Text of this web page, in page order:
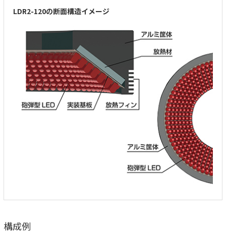
LDR2-120の断面構造イメージ
構成例